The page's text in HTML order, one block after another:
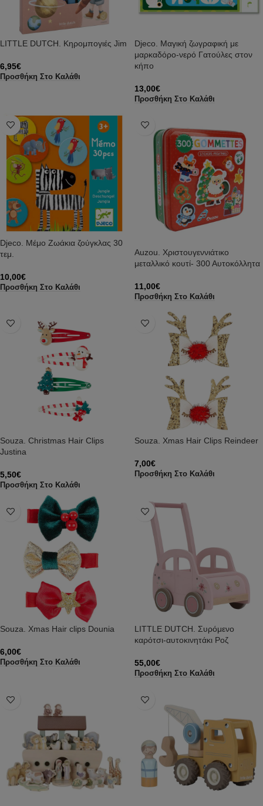
LITTLE DUTCH. Κηρομπογιές Jim
6,95€
Προσθήκη Στο Καλάθι
Djeco. Μαγική ζωγραφική με
μαρκαδόρο-νερό Γατούλες στον
κήπο
13,00€
Προσθήκη Στο Καλάθι
Djeco. Μέμο Ζωάκια ζούγκλας 30
τεμ.
10,00€
Προσθήκη Στο Καλάθι
Auzou. Χριστουγεννιάτικο
μεταλλικό κουτί- 300 Αυτοκόλλητα
11,00€
Προσθήκη Στο Καλάθι
Souza. Christmas Hair Clips
Justina
5,50€
Προσθήκη Στο Καλάθι
Souza. Xmas Hair Clips Reindeer
7,00€
Προσθήκη Στο Καλάθι
Souza. Xmas Hair clips Dounia
6,00€
Προσθήκη Στο Καλάθι
LITTLE DUTCH. Συρόμενο
καρότσι-αυτοκινητάκι Ροζ
55,00€
Προσθήκη Στο Καλάθι